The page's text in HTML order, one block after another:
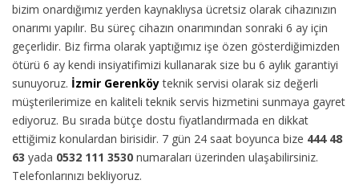
bizim onardığımız yerden kaynaklıysa ücretsiz olarak cihazınızın
onarımı yapılır. Bu süreç cihazın onarımından sonraki 6 ay için
geçerlidir. Biz firma olarak yaptığımız işe özen gösterdiğimizden
ötürü 6 ay kendi insiyatifimizi kullanarak size bu 6 aylık garantiyi
sunuyoruz. İzmir Gerenköy teknik servisi olarak siz değerli
müşterilerimize en kaliteli teknik servis hizmetini sunmaya gayret
ediyoruz. Bu sırada bütçe dostu fiyatlandırmada en dikkat
ettiğimiz konulardan birisidir. 7 gün 24 saat boyunca bize 444 48
63 yada 0532 111 3530 numaraları üzerinden ulaşabilirsiniz.
Telefonlarınızı bekliyoruz.